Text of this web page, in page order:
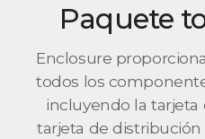
Paquete
Enclosure
todos los
incluyendo la tarjeta
tarjeta de